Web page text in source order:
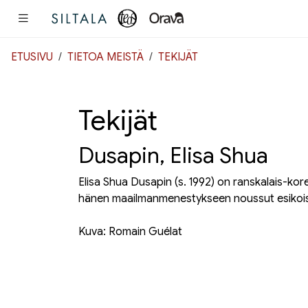
ETUSIVU TIETOA MEISTÄ TEKIJÄT
Tekijät
Dusapin, Elisa Shua
Elisa Shua Dusapin (s. 1992) on ranskalais-
hänen maailmanmenestykseen noussut
Kuva: Romain Guélat